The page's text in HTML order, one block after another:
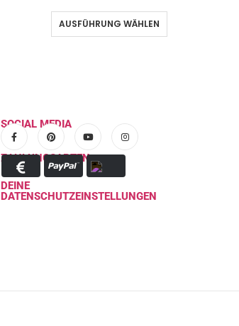
AUSFÜHRUNG WÄHLEN
SOCIAL MEDIA
ZAHLUNGSARTEN
DEINE
DATENSCHUTZEINSTELLUNGEN